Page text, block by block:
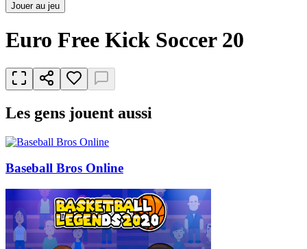
Jouer au jeu
Euro Free Kick Soccer 20
Les gens jouent aussi
Baseball Bros Online